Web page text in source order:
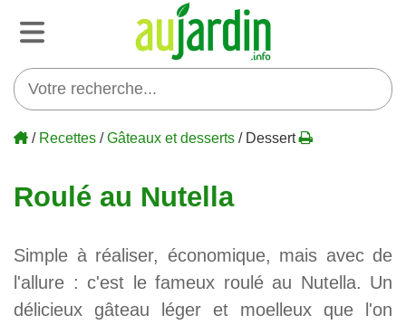
/ Recettes /Gâteaux et desserts / Dessert
Roulé au Nutella
Simple à réaliser, économique, mais avec de
l'allure : c'est le fameux roulé au Nutella. Un
délicieux gâteau léger et moelleux que l'on